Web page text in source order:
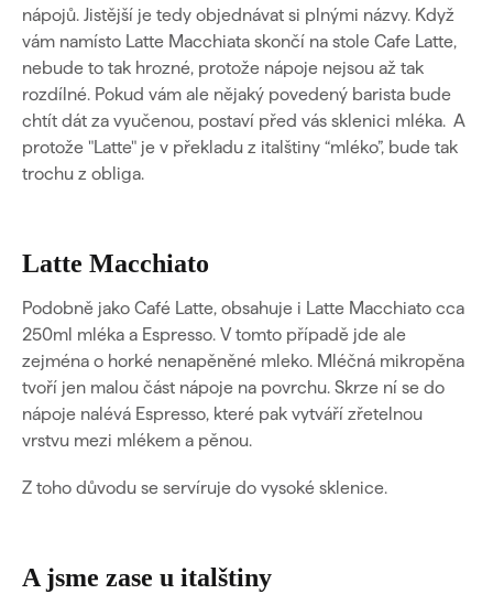
nápojů. Jistější je tedy objednávat si plnými názvy. Když
vám namísto Latte Macchiata skončí na stole Cafe Latte,
nebude to tak hrozné, protože nápoje nejsou až tak
rozdílné. Pokud vám ale nějaký povedený barista bude
chtít dát za vyučenou, postaví před vás sklenici mléka. A
protože "Latte" je v překladu z italštiny “mléko”, bude tak
trochu z obliga.
Latte Macchiato
Podobně jako Café Latte, obsahuje i Latte Macchiato cca
250ml mléka a Espresso. V tomto případě jde ale
zejména o horké nenapěněné mleko. Mléčná mikropěna
tvoří jen malou část nápoje na povrchu. Skrze ní se do
nápoje nalévá Espresso, které pak vytváří zřetelnou
vrstvu mezi mlékem a pěnou.
Z toho důvodu se servíruje do vysoké sklenice.
A jsme zase u italštiny